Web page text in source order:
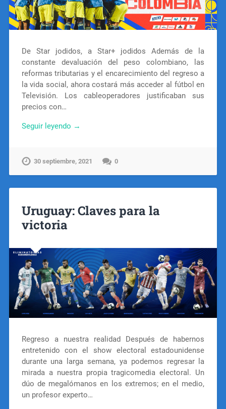
De Star jodidos, a Star+ jodidos Además de la
constante devaluación del peso colombiano, las
reformas tributarias y el encarecimiento del regreso a
la vida social, ahora costará más acceder al fútbol en
Televisión. Los cableoperadores justificaban sus
precios con…
Seguir leyendo →
30 septiembre, 2021 0
Uruguay: Claves para la
victoria
Regreso a nuestra realidad Después de habernos
entretenido con el show electoral estadounidense
durante una larga semana, ya podemos regresar la
mirada a nuestra propia tragicomedia electoral. Un
dúo de megalómanos en los extremos; en el medio,
un profesor experto…